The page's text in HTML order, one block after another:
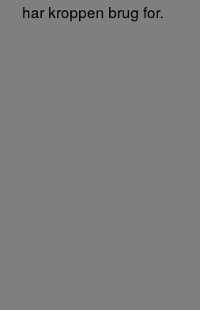
har kroppen brug for.